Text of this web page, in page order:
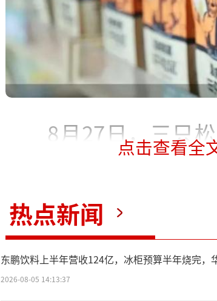
8月27日，三只
公司实现营业收入
4%；实现归母净利润
2%。
关于营收变动，
点击查看全
热点新闻
东鹏饮料上半年营收124亿，冰柜预算半年烧完，
2026-08-05 14:13:37